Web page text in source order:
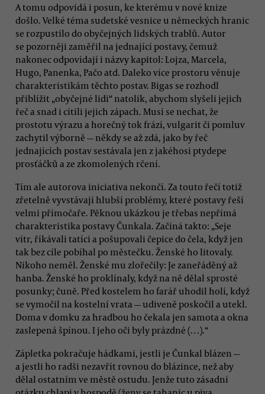
A tomu odpovídá i posun, ke kterému v nové knize
došlo. Velké téma sudetské vesnice u německých hranic
se rozpustilo do obyčejných lidských trablů. Autor
se pozorněji zaměřil na jednající postavy, čemuž
nakonec odpovídají i názvy kapitol: Lojza, Marcela,
Hugo, Panenka, Pačo atd. Daleko více prostoru věnuje
charakteristikám těchto postav. Bigas se rozhodl
přiblížit „obyčejné lidi“ natolik, abychom slyšeli jejich
řeč a snad i cítili jejich zápach. Musí se nechat, že
prostotu výrazu a horečný tok frází, vulgarit či pomluv
zachytil výborně — někdy se až zdá, jako by řeč
jednajících postav sestávala jen z jakéhosi ptydepe
prosťáčků a ze zkomolených rčení.
Tím ale autorova iniciativa nekončí. Za touto řečí totiž
zřetelně vyvstávají hlubší problémy, které postavy řeší
velmi přímočaře. Pěknou ukázkou je třebas nepřímá
charakteristika postavy Čunkala. Začíná takto: „Seje
vítr, říkávali tatíci a pošupovali čepice do čela, když jen
tak bez cíle pobíhal po městečku. Ženské ho litovaly.
Nikoho neměl. Ženské mu zlořečily: Je zaneřáděný až
hanba. Ženské ho proklínaly, když na ně dělal sprosté
posunky; čuně. Před kostelem ho farář uhodil holí, když
se vymočil na kostelní vrata — udiveně poskočil a utekl.
Doma v domku za hradbou ho čekala jen samota a okna
zaslepená špínou. I jeho oči byly prázdné (…).“
Zápletka pokračuje hádkami, jestli je Čunkal blázen —
a jestli ho radši nezavřít rovnou do blázince, než aby
dělal ostatním ve městě ostudu. Jenže tuto zásadní